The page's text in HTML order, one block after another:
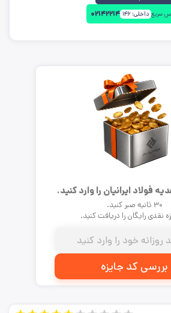
سریع داخلی:۱۴۶ ۰۲۱۴۲۲۱۴
فولاد ایرانیان را وارد کنید.
۳۰ ثانیه صبر کنید.
نقدی رایگان را دریافت کنید.
بررسی کد جایزه